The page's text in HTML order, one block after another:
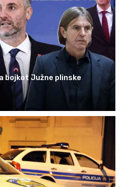
bojkot Južne plinske